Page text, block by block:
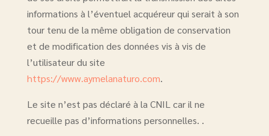
informations à l’éventuel acquéreur qui serait à son
tour tenu de la même obligation de conservation
et de modification des données vis à vis de
l’utilisateur du site
https://www.aymelanaturo.com.
Le site n’est pas déclaré à la CNIL car il ne
recueille pas d’informations personnelles. .